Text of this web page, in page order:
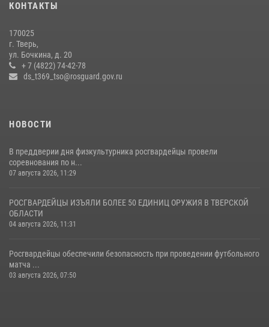
Представители Росгвардии провели спортивно — патриотическое
мероприятие для воспитанников летнего лагеря в Тверской области
(видео)
22 июля 2026, 07:28 4 1
КОНТАКТЫ
170025
г. Тверь,
ул. Бочкина, д. 20
+ 7 (4822) 74-42-78
ds_t369_tso@rosguard.gov.ru
НОВОСТИ
В преддверии дня физкультурника росгвардейцы провели
соревнования по н...
07 августа 2026, 11:29
РОСГВАРДЕЙЦЫ ИЗЪЯЛИ БОЛЕЕ 50 ЕДИНИЦ ОРУЖИЯ В ТВЕРСКОЙ
ОБЛАСТИ
04 августа 2026, 11:31
Росгвардейцы обеспечили безопасность при проведении футбольного
матча ...
03 августа 2026, 07:50